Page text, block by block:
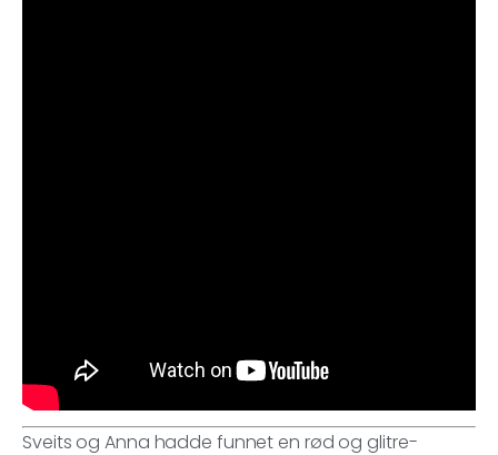
Sveits og Anna hadde funnet en rød og glitre-